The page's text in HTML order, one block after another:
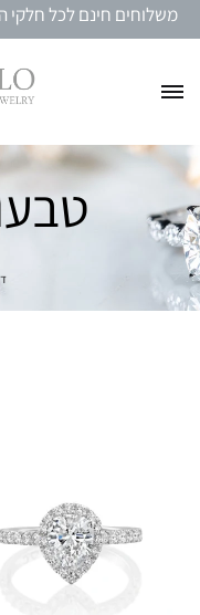
משלוחים חינם לכל חלקי